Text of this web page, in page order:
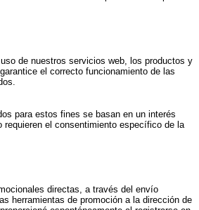
de nuestros servicios web, los productos y
el correcto funcionamiento de las
para estos fines se basan en un interés
requieren el consentimiento específico de la
directas, a través del envío
herramientas de promoción a la dirección de